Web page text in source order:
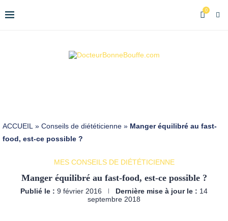
0
ACCUEIL » Conseils de diététicienne » Manger équilibré au fast-
food, est-ce possible ?
MES CONSEILS DE DIÉTÉTICIENNE
Manger équilibré au fast-food, est-ce possible ?
Publié le : 9 février 2016 Dernière mise à jour le : 14
septembre 2018